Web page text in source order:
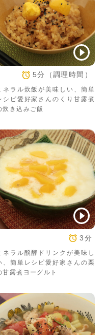
5分（調理時間）
ネラル炊飯が美味しい、簡単
シピ愛好家さんのくり甘露煮
炊き込みご飯
3分
ネラル醗酵ドリンクが美味し
、簡単レシピ愛好家さんの栗
甘露煮ヨーグルト